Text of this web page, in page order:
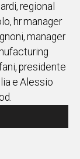
regional
hr manager
manager
presidente
e Alessio